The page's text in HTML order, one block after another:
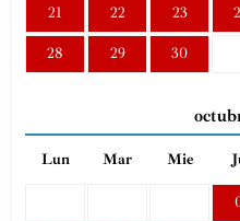
21 22 23
28 29 30
Lun Mar Mie